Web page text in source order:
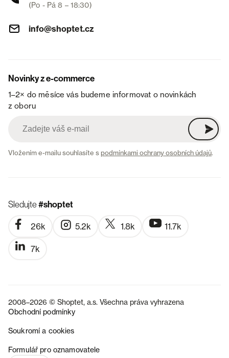
(Po - Pá 8 – 18:30)
info@shoptet.cz
Novinky z e-commerce
1–2× do měsíce vás budeme informovat o novinkách
z oboru
Vložením e-mailu souhlasíte spodmínkami ochrany osobních údajů.
Sledujte#shoptet
26k 5.2k 1.8k 11.7k
7k
2008–2026 © Shoptet, a.s. Všechna práva vyhrazena
Obchodní podmínky
Soukromí a cookies
Formulář pro oznamovatele